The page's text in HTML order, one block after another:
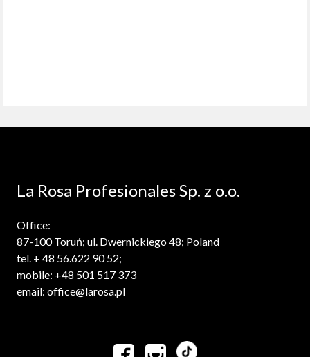
La Rosa Profesionales Sp. z o.o.
Office:
87-100 Toruń; ul. Dwernickiego 48; Poland
tel. + 48 56.622 90 52;
mobile: +48 501 517 373
email: office@larosa.pl